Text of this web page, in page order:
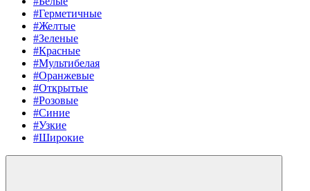
#Герметичные
#Желтые
#Зеленые
#Красные
#Мультибелая
#Оранжевые
#Открытые
#Розовые
#Синие
#Узкие
#Широкие